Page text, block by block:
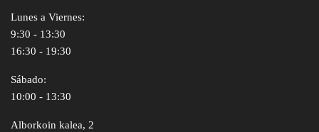
Lunes a Viernes:
9:30 - 13:30
16:30 - 19:30
Sábado:
10:00 - 13:30
Alborkoin kalea, 2